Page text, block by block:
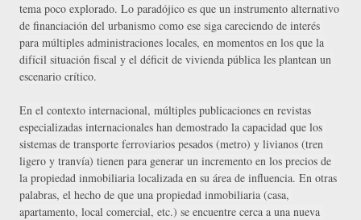
tema poco explorado. Lo paradójico es que un instrumento alternativo
de financiación del urbanismo como ese siga careciendo de interés
para múltiples administraciones locales, en momentos en los que la
difícil situación fiscal y el déficit de vivienda pública les plantean un
escenario crítico.
En el contexto internacional, múltiples publicaciones en revistas
especializadas internacionales han demostrado la capacidad que los
sistemas de transporte ferroviarios pesados (metro) y livianos (tren
ligero y tranvía) tienen para generar un incremento en los precios de
la propiedad inmobiliaria localizada en su área de influencia. En otras
palabras, el hecho de que una propiedad inmobiliaria (casa,
apartamento, local comercial, etc.) se encuentre cerca a una nueva